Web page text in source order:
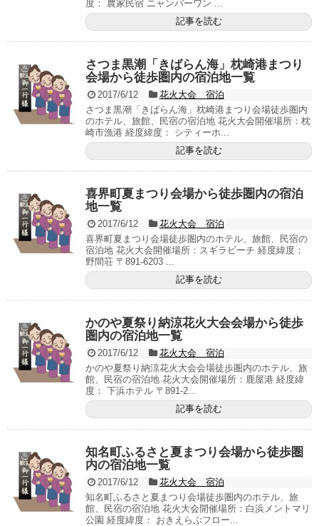
度： 農家民宿 ニャンバーワン ...
記事を読む
さつま黒潮「きばらん海」枕崎港まつり
会場から徒歩圏内の宿泊地一覧
2017/6/12
花火大会 宿泊
さつま黒潮「きばらん海」枕崎港まつり会場徒歩圏内
のホテル、旅館、民宿の宿泊地 花火大会開催場所：枕
崎市漁港 経度緯度： シティーホ...
記事を読む
喜界町夏まつり会場から徒歩圏内の宿泊
地一覧
2017/6/12
花火大会 宿泊
喜界町夏まつり会場徒歩圏内のホテル、旅館、民宿の
宿泊地 花火大会開催場所：スギラビーチ 経度緯度：
野間荘 〒891-6203 ...
記事を読む
かのや夏祭り納涼花火大会会場から徒歩
圏内の宿泊地一覧
2017/6/12
花火大会 宿泊
かのや夏祭り納涼花火大会会場徒歩圏内のホテル、旅
館、民宿の宿泊地 花火大会開催場所：鹿屋港 経度緯
度： 下浜ホテル 〒891-2...
記事を読む
知名町ふるさと夏まつり会場から徒歩圏
内の宿泊地一覧
2017/6/12
花火大会 宿泊
知名町ふるさと夏まつり会場徒歩圏内のホテル、旅
館、民宿の宿泊地 花火大会開催場所：白浜メントマリ
公園 経度緯度： おきえらぶフロー...